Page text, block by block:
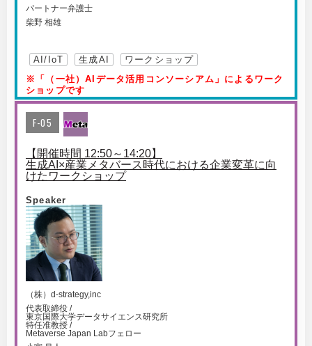
パートナー弁護士
柴野 相雄
AI/IoT 生成AI
ワークショップ
※「（一社）AIデータ活用コンソーシアム」によるワーク
ショップです
F-05
【開催時間 12:50～14:20】
生成AI×産業メタバース時代における企業変革に向
けたワークショップ
Speaker
（株）d-strategy,inc
代表取締役 /
東京国際大学データサイエンス研究所
特任准教授 /
Metaverse Japan Labフェロー